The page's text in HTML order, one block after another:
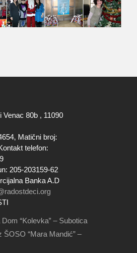
Venac 80b , 11090
Matični broj:
telefon:
205-203159-62
Banka A.D
“Kolevka” – Subotica
ŠOSO “Mara Mandić” –